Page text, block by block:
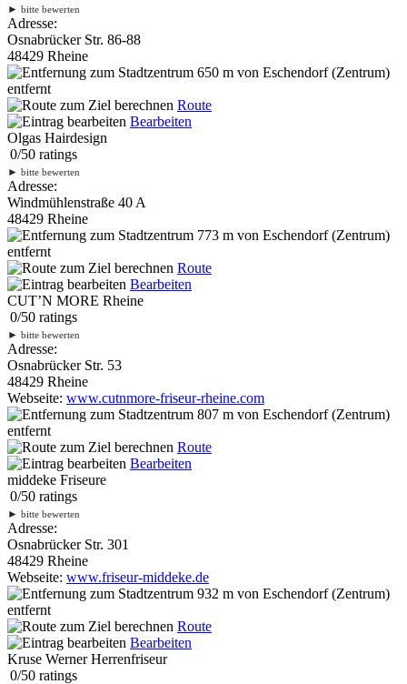
► bitte bewerten
Adresse:
Osnabrücker Str. 86-88
48429 Rheine
650 m von Eschendorf (Zentrum)
entfernt
Route
Bearbeiten
Olgas Hairdesign
0/50 ratings
► bitte bewerten
Adresse:
Windmühlenstraße 40 A
48429 Rheine
773 m von Eschendorf (Zentrum)
entfernt
Route
Bearbeiten
CUT’N MORE Rheine
0/50 ratings
► bitte bewerten
Adresse:
Osnabrücker Str. 53
48429 Rheine
Webseite: www.cutnmore-friseur-rheine.com
807 m von Eschendorf (Zentrum)
entfernt
Route
Bearbeiten
middeke Friseure
0/50 ratings
► bitte bewerten
Adresse:
Osnabrücker Str. 301
48429 Rheine
Webseite: www.friseur-middeke.de
932 m von Eschendorf (Zentrum)
entfernt
Route
Bearbeiten
Kruse Werner Herrenfriseur
0/50 ratings